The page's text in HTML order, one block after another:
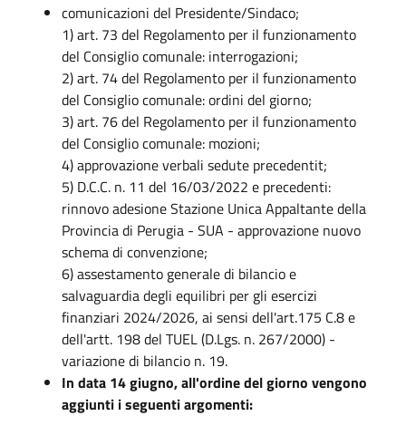
comunicazioni del Presidente/Sindaco;
1) art. 73 del Regolamento per il funzionamento
del Consiglio comunale: interrogazioni;
2) art. 74 del Regolamento per il funzionamento
del Consiglio comunale: ordini del giorno;
3) art. 76 del Regolamento per il funzionamento
del Consiglio comunale: mozioni;
4) approvazione verbali sedute precedentit;
5) D.C.C. n. 11 del 16/03/2022 e precedenti:
rinnovo adesione Stazione Unica Appaltante della
Provincia di Perugia - SUA - approvazione nuovo
schema di convenzione;
6) assestamento generale di bilancio e
salvaguardia degli equilibri per gli esercizi
finanziari 2024/2026, ai sensi dell'art.175 C.8 e
dell'artt. 198 del TUEL (D.Lgs. n. 267/2000) -
variazione di bilancio n. 19.
In data 14 giugno, all'ordine del giorno vengono
aggiunti i seguenti argomenti: